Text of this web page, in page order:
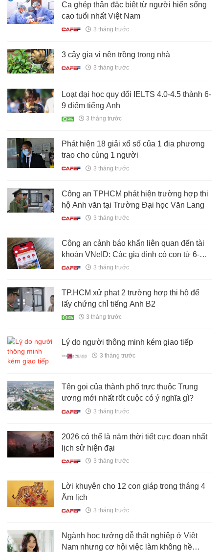
Ca ghép thận đặc biệt từ người hiến sống
cao tuổi nhất Việt Nam
3 tháng trước
3 cây gia vị nên trồng trong nhà
3 tháng trước
Loạt đại học quy đổi IELTS 4.0-4.5 thành 6-
9 điểm tiếng Anh
3 tháng trước
Phát hiện 18 giải xổ số của 1 địa phương
trao cho cùng 1 người
3 tháng trước
Công an TPHCM phát hiện trường hợp thi
hộ Anh văn tại Trường Đại học Văn Lang
3 tháng trước
Công an cảnh báo khẩn liên quan đến tài
khoản VNeID: Các gia đình có con từ 6-14
tuổi đặc biệt chú ý
3 tháng trước
TP.HCM xử phạt 2 trường hợp thi hộ để
lấy chứng chỉ tiếng Anh B2
3 tháng trước
Lý do người thông minh kém giao tiếp
3 tháng trước
Tên gọi của thành phố trực thuộc Trung
ương mới nhất rốt cuộc có ý nghĩa gì?
3 tháng trước
2026 có thể là năm thời tiết cực đoan nhất
lịch sử hiện đại
3 tháng trước
Lời khuyên cho 12 con giáp trong tháng 4
Âm lịch
3 tháng trước
Ngành học tưởng dễ thất nghiệp ở Việt
Nam nhưng cơ hội việc làm không hề